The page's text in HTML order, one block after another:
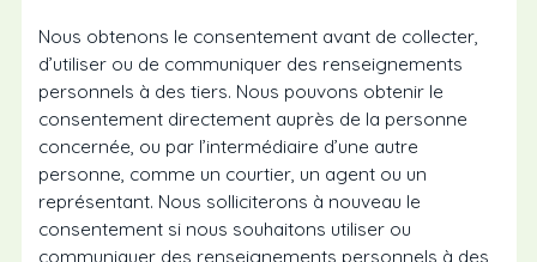
Nous obtenons le consentement avant de collecter,
d’utiliser ou de communiquer des renseignements
personnels à des tiers. Nous pouvons obtenir le
consentement directement auprès de la personne
concernée, ou par l’intermédiaire d’une autre
personne, comme un courtier, un agent ou un
représentant. Nous solliciterons à nouveau le
consentement si nous souhaitons utiliser ou
communiquer des renseignements personnels à des